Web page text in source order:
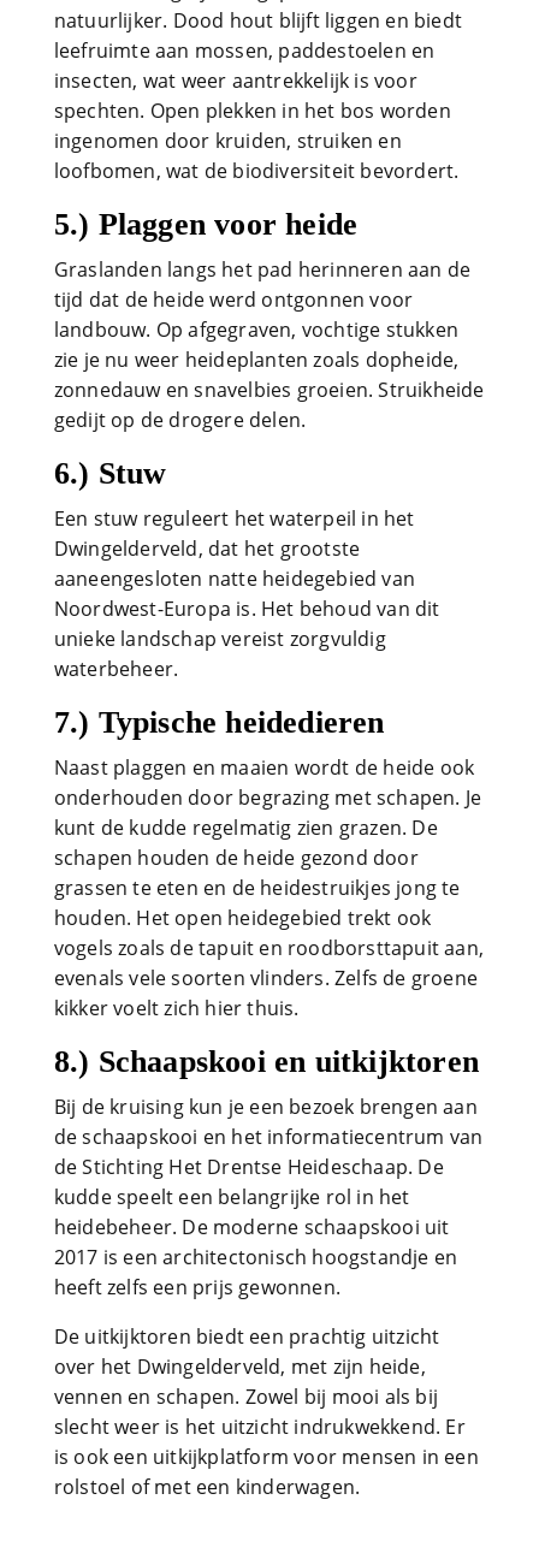
natuurlijker. Dood hout blijft liggen en biedt
leefruimte aan mossen, paddestoelen en
insecten, wat weer aantrekkelijk is voor
spechten. Open plekken in het bos worden
ingenomen door kruiden, struiken en
loofbomen, wat de biodiversiteit bevordert.
5.) Plaggen voor heide
Graslanden langs het pad herinneren aan de
tijd dat de heide werd ontgonnen voor
landbouw. Op afgegraven, vochtige stukken
zie je nu weer heideplanten zoals dopheide,
zonnedauw en snavelbies groeien. Struikheide
gedijt op de drogere delen.
6.) Stuw
Een stuw reguleert het waterpeil in het
Dwingelderveld, dat het grootste
aaneengesloten natte heidegebied van
Noordwest-Europa is. Het behoud van dit
unieke landschap vereist zorgvuldig
waterbeheer.
7.) Typische heidedieren
Naast plaggen en maaien wordt de heide ook
onderhouden door begrazing met schapen. Je
kunt de kudde regelmatig zien grazen. De
schapen houden de heide gezond door
grassen te eten en de heidestruikjes jong te
houden. Het open heidegebied trekt ook
vogels zoals de tapuit en roodborsttapuit aan,
evenals vele soorten vlinders. Zelfs de groene
kikker voelt zich hier thuis.
8.) Schaapskooi en uitkijktoren
Bij de kruising kun je een bezoek brengen aan
de schaapskooi en het informatiecentrum van
de Stichting Het Drentse Heideschaap. De
kudde speelt een belangrijke rol in het
heidebeheer. De moderne schaapskooi uit
2017 is een architectonisch hoogstandje en
heeft zelfs een prijs gewonnen.
De uitkijktoren biedt een prachtig uitzicht
over het Dwingelderveld, met zijn heide,
vennen en schapen. Zowel bij mooi als bij
slecht weer is het uitzicht indrukwekkend. Er
is ook een uitkijkplatform voor mensen in een
rolstoel of met een kinderwagen.